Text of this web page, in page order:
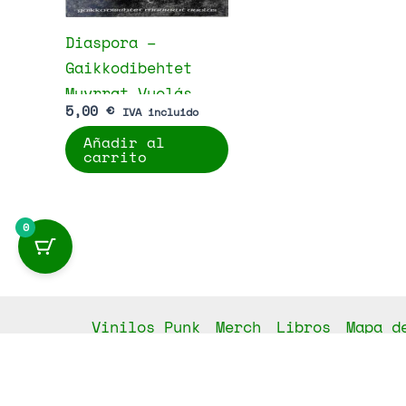
Diaspora –
Gaikkodibehtet
Muvrrat Vuolás
5,00 € IVA incluido
Añadir al
carrito
Vinilos Punk Merch Libros Mapa
0